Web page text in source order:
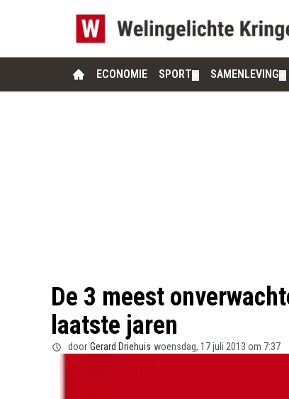
ECONOMIE SPORT SAMENLEVING
De 3 meest
laatste jaren
door Gerard Driehuis woensdag, 17 juli 2013 om 7:37